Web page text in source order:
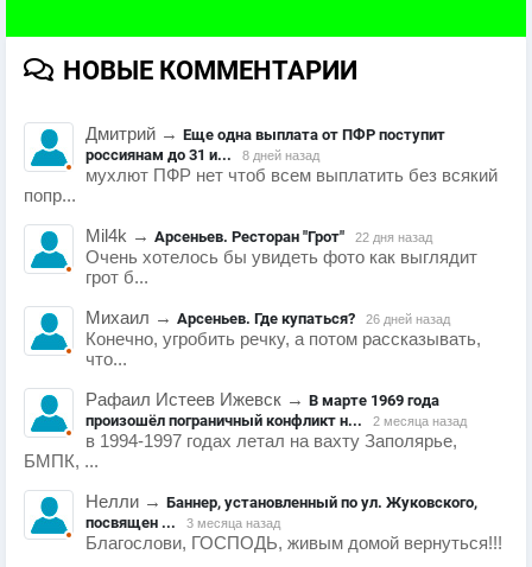
НОВЫЕ КОММЕНТАРИИ
Дмитрий → Еще одна выплата от ПФР поступит
россиянам до 31 и...
8 дней назад
мухлют ПФР нет чтоб всем выплатить без всякий
попр...
Mil4k → Арсеньев. Ресторан "Грот" 22 дня назад
Очень хотелось бы увидеть фото как выглядит
грот б...
Михаил → Арсеньев. Где купаться? 26 дней назад
Конечно, угробить речку, а потом рассказывать,
что...
Рафаил Истеев Ижевск → В марте 1969 года
произошёл пограничный конфликт н...
2 месяца назад
в 1994-1997 годах летал на вахту Заполярье,
БМПК, ...
Нелли → Баннер, установленный по ул. Жуковского,
посвящен ...
3 месяца назад
Благослови, ГОСПОДЬ, живым домой вернуться!!!